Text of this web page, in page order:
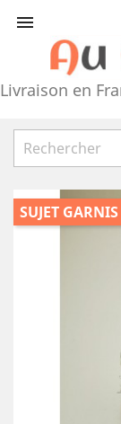

Livraison en
SUJET GARNIS